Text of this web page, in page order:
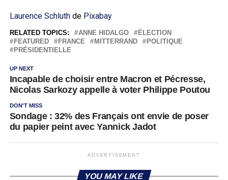
Laurence Schluthde Pixabay
RELATED TOPICS: ANNE HIDALGO
ÉLECTION
FEATURED
FRANCE MITTERRAND
POLITIQUE
PRÉSIDENTIELLE
UP NEXT
Incapable de choisir entre Macron et Pécresse,
Nicolas Sarkozy appelle à voter Philippe Poutou
DON'T MISS
Sondage : 32% des Français ont envie de poser
du papier peint avec Yannick Jadot
ADVERTISEMENT
YOU MAY LIKE